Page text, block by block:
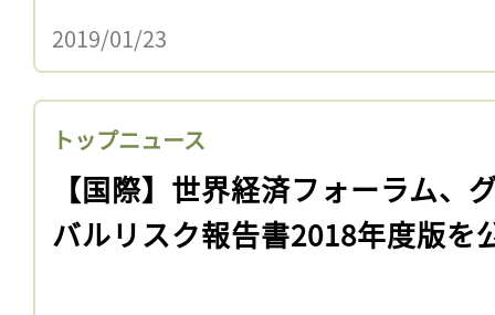
2019/01/23
トップニュース
【国際】世界経済フォーラム、
バルリスク報告書2018年度版を